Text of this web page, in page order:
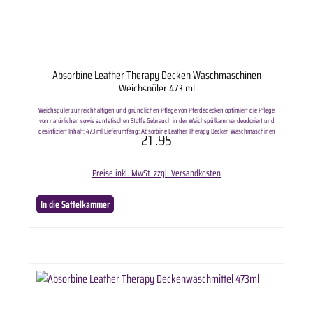
Absorbine Leather Therapy Decken Waschmaschinen
Weichspüler 473 ml
Weichspüler zur reichhaltigen und gründlichen Pflege von Pferdedecken optimiert die Pflege
von natürlichen sowie syntetischen Stoffe Gebrauch in der Weichspülkammer deodoriert und
desinfiziert Inhalt: 473 ml Lieferumfang: Absorbine Leather Therapy Decken Waschmaschinen
Weichspüler 473 ml in ausgewählter Anzahl.
21.95
Preise inkl. MwSt. zzgl. Versandkosten
In die Sattelkammer